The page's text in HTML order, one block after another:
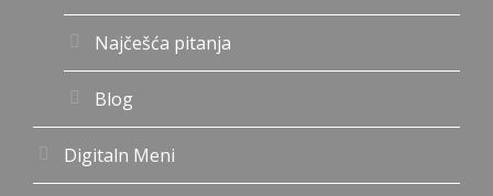
Najčešća pitanja
Blog
Digitaln Meni